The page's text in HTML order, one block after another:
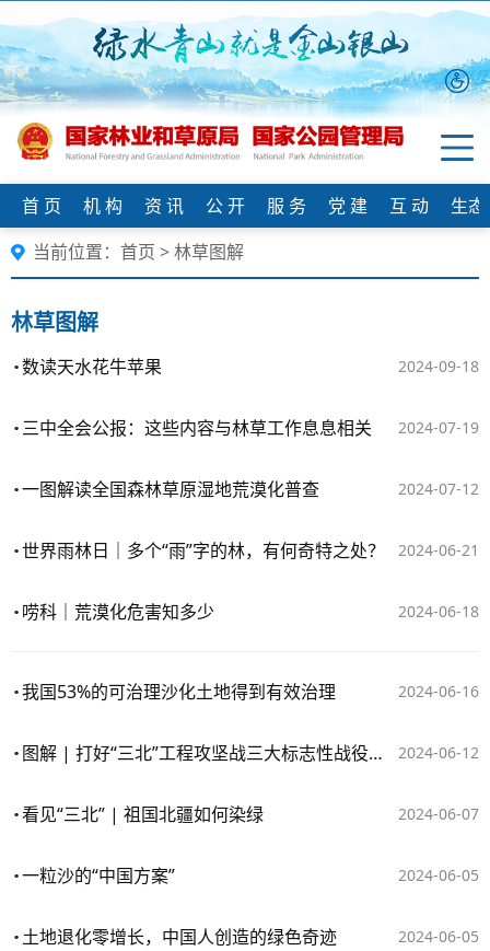
首 页 机 构 资 讯 公 开 服 务 党 建 互 动
生
当前位置： 首页 >林草图解
林草图解
2024-09-18
数读天水花牛苹果
2024-07-19
三中全会公报：这些内容与林草工作息息相关
2024-07-12
一图解读全国森林草原湿地荒漠化普查
2024-06-21
世界雨林日｜多个“雨”字的林，有何奇特之处？
2024-06-18
唠科｜荒漠化危害知多少
2024-06-16
我国53%的可治理沙化土地得到有效治理
2024-06-12
图解 | 打好“三北”工程攻坚战三大标志性战役一周年
2024-06-07
看见“三北” | 祖国北疆如何染绿
2024-06-05
一粒沙的“中国方案”
2024-06-05
土地退化零增长，中国人创造的绿色奇迹